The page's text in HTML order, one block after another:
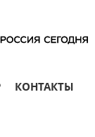
КОНТАКТЫ